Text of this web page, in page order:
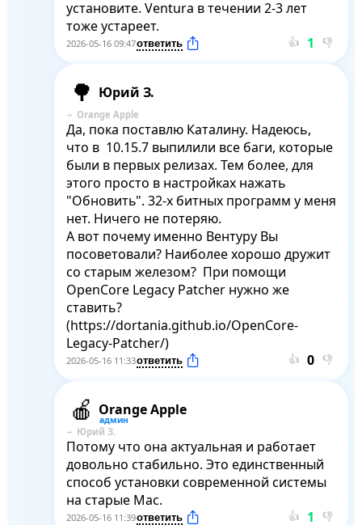
установите. Ventura в течении 2-3 лет
тоже устареет.
2026-05-16 09:47 👍 👎
Юрий З.
Orange Apple
Да, пока поставлю Каталину. Надеюсь,
что в  10.15.7 выпилили все баги, которые
были в первых релизах. Тем более, для
этого просто в настройках нажать
"Обновить". 32-х битных программ у меня
нет. Ничего не потеряю.
А вот почему именно Вентуру Вы
посоветовали? Наиболее хорошо дружит
со старым железом?  При помощи
OpenCore Legacy Patcher нужно же
ставить?
(https://dortania.github.io/OpenCore-
Legacy-Patcher/)
2026-05-16 11:33 👍 👎
Orange Apple
Юрий З.
Потому что она актуальная и работает
довольно стабильно. Это единственный
способ установки современной системы
на старые Mac.
2026-05-16 11:39 👍 👎